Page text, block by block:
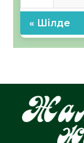
« Шілде